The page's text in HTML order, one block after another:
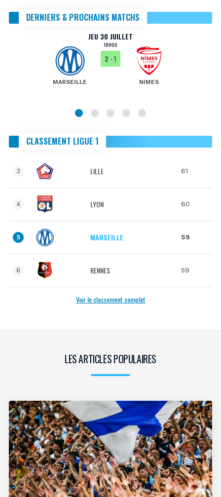
DERNIERS & PROCHAINS MATCHS
JEU 30 JUILLET
18H00
MARSEILLE
2 - 1
NIMES
CLASSEMENT LIGUE 1
3 LILLE 61
4 LYON 60
5 MARSEILLE 59
6 RENNES 59
Voir le classement complet
LES ARTICLES POPULAIRES